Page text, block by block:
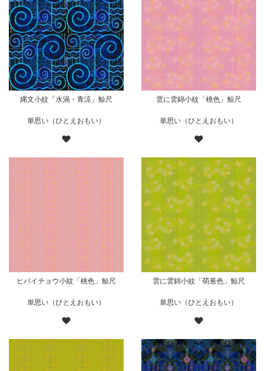
縄文小紋「水渦・青涼」鯨尺
単思い（ひとえおもい）
雲に雲錦小紋「桃色」鯨尺
単思い（ひとえおもい）
ヒバイチョウ小紋「桃色」鯨尺
単思い（ひとえおもい）
雲に雲錦小紋「萌葱色」鯨尺
単思い（ひとえおもい）